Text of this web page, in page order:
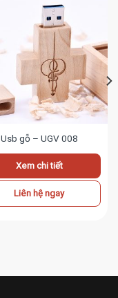
Usb gỗ – UGV 008
Xem chi tiết
Liên hệ ngay